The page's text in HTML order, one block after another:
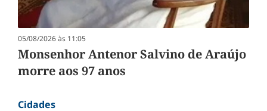
05/08/2026 às 11:05
Monsenhor Antenor Salvino de Araújo
morre aos 97 anos
Cidades